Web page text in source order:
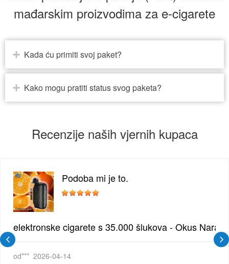
mađarskim proizvodima za e-cigarete
Kada ću primiti svoj paket?
Kako mogu pratiti status svog paketa?
Recenzije naših vjernih kupaca
| Elegantna Voćna Kombinacija
Podoba mi je to.
elektronske cigarete s 35.000 šlukova - Okus
od*** 2026-04-14